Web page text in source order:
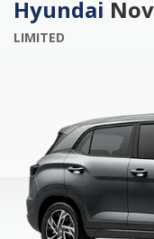
Hyundai
LIMITED